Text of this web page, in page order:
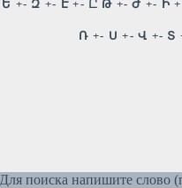
Для поиска напишите слово